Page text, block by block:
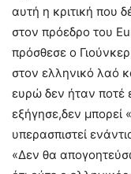
αυτή η κριτική που
στον πρόεδρο του
πρόσθεσε ο
στον ελληνικό λαό
ευρώ δεν ήταν ποτέ
εξήγησε,δεν μπορεί
υπερασπιστεί
«Δεν θα